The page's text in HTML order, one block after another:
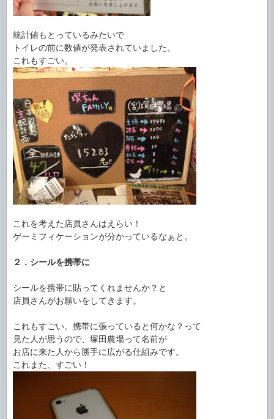
統計値もとっているみたいで
トイレの前に数値が発表されていました。
これもすごい。
これを考えた店員さんはえらい！
ゲーミフィケーションが分かっているなぁと。
２．シールを携帯に
シールを携帯に貼ってくれませんか？と
店員さんがお願いをしてきます。
これもすごい。携帯に張っていると何かな？って
見た人が思うので、塚田農場って名前が
お店に来た人から勝手に広がる仕組みです。
これまた、すごい！